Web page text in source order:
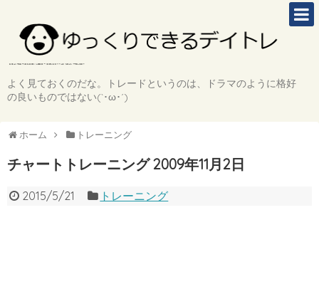
よく見ておくのだな。トレードというのは、ドラマのように格好
の良いものではない(`･ω･´)
ホーム トレーニング
チャートトレーニング 2009年11月2日
2015/5/21 トレーニング